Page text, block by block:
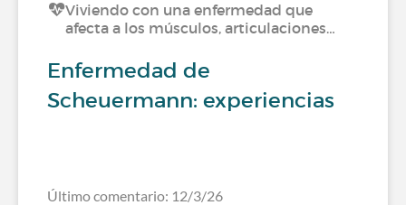
Viviendo con una enfermedad que
afecta a los músculos, articulaciones…
Enfermedad de
Scheuermann: experiencias
Último comentario: 12/3/26